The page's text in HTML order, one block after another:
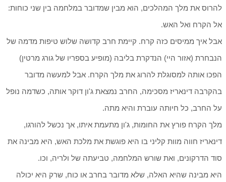
להרוס את מלך המהלכים, הוא מבין שמדובר במלחמה בין שני כוחות:
אל הקרח ואל האש.
אבל איך ממיסים כזה קרח. קיימת חרב קדושה שלוש טיפות מדמה של
הנבחרת (אזור היי) הנדקרת בליבה (מופיע בספריו של גורג מרטין)
הפכו אותה למסוגלת להרוג את מלך הקרח. אבל למעשה מדובר
בהקרבה דינאריז מסכימה, החרב נמצאת ג'ון דוקר אותה, כשדמה נופל
על החרב, כל חיותה עוברת והיא מתה.
מלך הקרח פורץ את החומות, ג'ון מתעמת איתו, אך נכשל להורגו,
דינאריז חווה מוות קליני בו היא פוגשת את מלכת האש, היא מבינה את
סוד הדרקונים, ואת שורש המלחמה, טביעתה של ולריה, וכו.
היא מבינה שהיא האלה, שלא מדובר בחרב או כוח, שרק היא יכולה